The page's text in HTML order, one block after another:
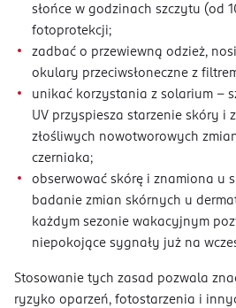
słońce w godzinach szczytu (od
fotoprotekcji;
zadbać o przewiewną odzież,
okulary przeciwsłoneczne z
unikać korzystania z solarium –
UV przyspiesza starzenie skóry i
złośliwych nowotworowych
czerniaka;
obserwować skórę i znamiona u
badanie zmian skórnych u
każdym sezonie wakacyjnym
niepokojące sygnały już na
Stosowanie tych zasad pozwala
ryzyko oparzeń, fotostarzenia i